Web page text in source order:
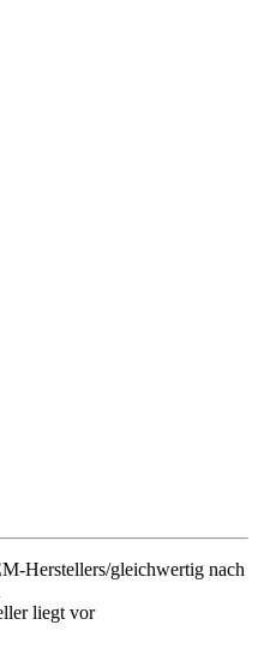
Herstellers/gleichwertig nach
liegt vor